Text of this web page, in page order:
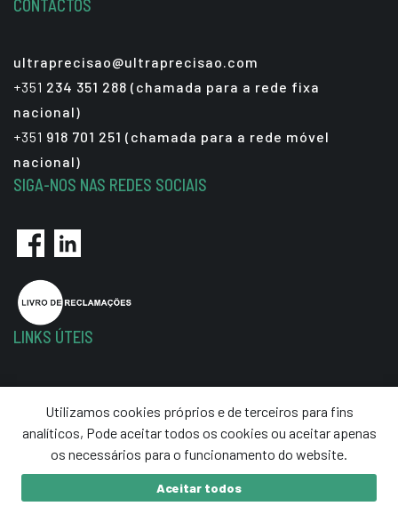
CONTACTOS
ultraprecisao@ultraprecisao.com
+351 234 351 288 (chamada para a rede fixa
nacional)
+351 918 701 251 (chamada para a rede móvel
nacional)
SIGA-NOS NAS REDES SOCIAIS
LINKS ÚTEIS
Termos e Condições
Resolução de Litígios
Utilizamos cookies próprios e de terceiros para fins
analíticos, Pode aceitar todos os cookies ou aceitar apenas
os necessários para o funcionamento do website.
Aceitar todos